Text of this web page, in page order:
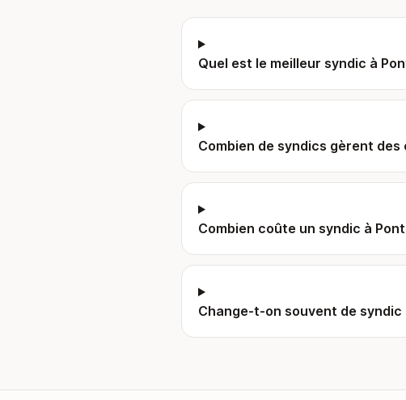
Quel est le meilleur syndic à
Combien de syndics gèrent
Combien coûte un syndic à
Change-t-on souvent de syndic